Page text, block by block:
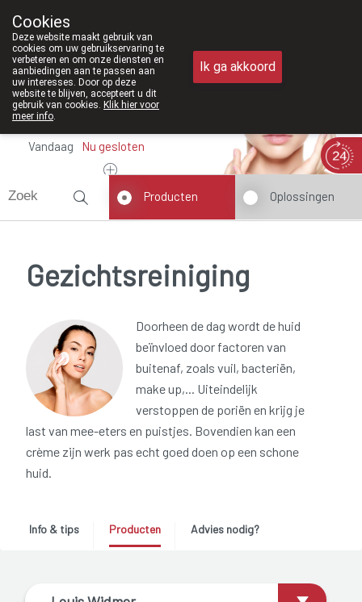
011/610300
Vandaag Nu gesloten
Producten Oplossingen
Gezichtsreiniging
Doorheen de dag wordt de huid
beïnvloed door factoren van
buitenaf, zoals vuil, bacteriën,
make up,... Uiteindelijk
verstoppen de poriën en krijg je
last van mee-eters en puistjes. Bovendien kan een
crème zijn werk pas echt goed doen op een schone
huid.
Info & tips Producten Advies nodig?
Cookies
Deze website maakt gebruik van
cookies om uw gebruikservaring te
verbeteren en om onze diensten en
aanbiedingen aan te passen aan
uw interesses. Door op deze
website te blijven, accepteert u dit
gebruik van cookies. Klik hier voor
meer info.
Ik ga akkoord